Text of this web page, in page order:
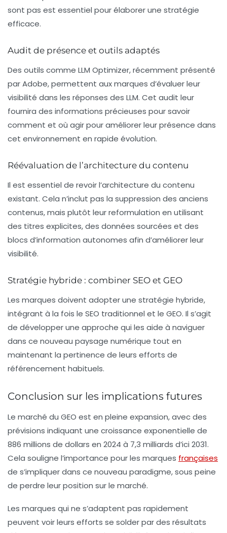
sont pas est essentiel pour élaborer une stratégie
efficace.
Audit de présence et outils adaptés
Des outils comme LLM Optimizer, récemment présenté
par Adobe, permettent aux marques d’évaluer leur
visibilité dans les réponses des LLM. Cet audit leur
fournira des informations précieuses pour savoir
comment et où agir pour améliorer leur présence dans
cet environnement en rapide évolution.
Réévaluation de l’architecture du contenu
Il est essentiel de revoir l’architecture du contenu
existant. Cela n’inclut pas la suppression des anciens
contenus, mais plutôt leur reformulation en utilisant
des titres explicites, des données sourcées et des
blocs d’information autonomes afin d’améliorer leur
visibilité.
Stratégie hybride : combiner SEO et GEO
Les marques doivent adopter une stratégie hybride,
intégrant à la fois le SEO traditionnel et le GEO. Il s’agit
de développer une approche qui les aide à naviguer
dans ce nouveau paysage numérique tout en
maintenant la pertinence de leurs efforts de
référencement habituels.
Conclusion sur les implications futures
Le marché du GEO est en pleine expansion, avec des
prévisions indiquant une croissance exponentielle de
886 millions de dollars en 2024 à 7,3 milliards d’ici 2031.
Cela souligne l’importance pour les marques françaises
de s’impliquer dans ce nouveau paradigme, sous peine
de perdre leur position sur le marché.
Les marques qui ne s’adaptent pas rapidement
peuvent voir leurs efforts se solder par des résultats